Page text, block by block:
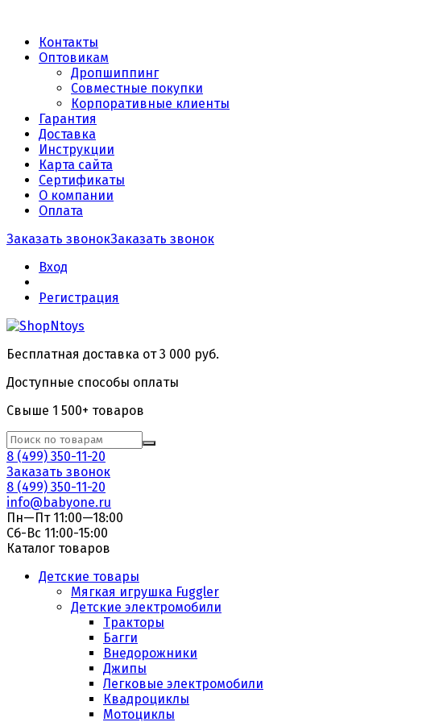
Контакты
Оптовикам
Дропшиппинг
Совместные покупки
Корпоративные клиенты
Гарантия
Доставка
Инструкции
Карта сайта
Сертификаты
О компании
Оплата
Заказать звонокЗаказать звонок
Вход
Регистрация
Бесплатная доставка от 3 000 руб.
Доступные способы оплаты
Свыше 1 500+ товаров
8 (499) 350-11-20
Заказать звонок
8 (499) 350-11-20
info@babyone.ru
Пн—Пт 11:00—18:00
Сб-Вс 11:00-15:00
Каталог товаров
Детские товары
Мягкая игрушка Fuggler
Детские электромобили
Тракторы
Багги
Внедорожники
Джипы
Легковые электромобили
Квадроциклы
Мотоциклы